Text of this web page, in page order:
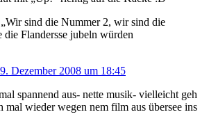
sind die Nummer 2, wir sind die
Flandersse jubeln würden
Dezember 2008 um 18:45
spannend aus- nette musik- vielleicht geh
mal wieder wegen nem film aus übersee ins